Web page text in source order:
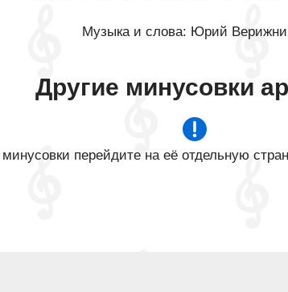
Музыка и слова: Юрий
Другие минусовки
перейдите на её отдельную